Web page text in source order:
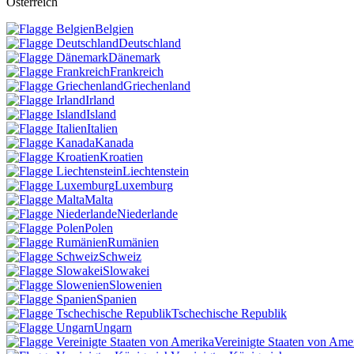
Belgien
Deutschland
Dänemark
Frankreich
Griechenland
Irland
Island
Italien
Kanada
Kroatien
Liechtenstein
Luxemburg
Malta
Niederlande
Polen
Rumänien
Schweiz
Slowakei
Slowenien
Spanien
Tschechische Republik
Ungarn
Vereinigte Staaten von